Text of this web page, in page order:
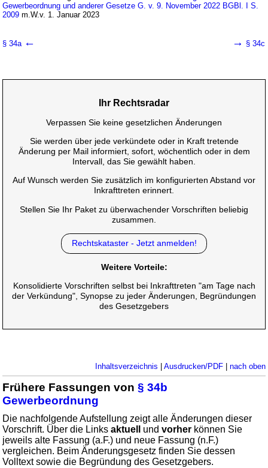
Gewerbeordnung und anderer Gesetze G. v. 9. November 2022 BGBl. I S.
2009 m.W.v. 1. Januar 2023
§ 34a ← → § 34c
Ihr Rechtsradar
Verpassen Sie keine gesetzlichen Änderungen
Sie werden über jede verkündete oder in Kraft tretende
Änderung per Mail informiert, sofort, wöchentlich oder in dem
Intervall, das Sie gewählt haben.
Auf Wunsch werden Sie zusätzlich im konfigurierten Abstand vor
Inkrafttreten erinnert.
Stellen Sie Ihr Paket zu überwachender Vorschriften beliebig
zusammen.
Rechtskataster - Jetzt anmelden!
Weitere Vorteile:
Konsolidierte Vorschriften selbst bei Inkrafttreten "am Tage nach
der Verkündung", Synopse zu jeder Änderungen, Begründungen
des Gesetzgebers
Inhaltsverzeichnis Ausdrucken/PDF| nach oben
Frühere Fassungen von§ 34b
Gewerbeordnung
Die nachfolgende Aufstellung zeigt alle Änderungen dieser
Vorschrift. Über die Linksaktuell undvorher können Sie
jeweils alte Fassung (a.F.) und neue Fassung (n.F.)
vergleichen. Beim Änderungsgesetz finden Sie dessen
Volltext sowie die Begründung des Gesetzgebers.